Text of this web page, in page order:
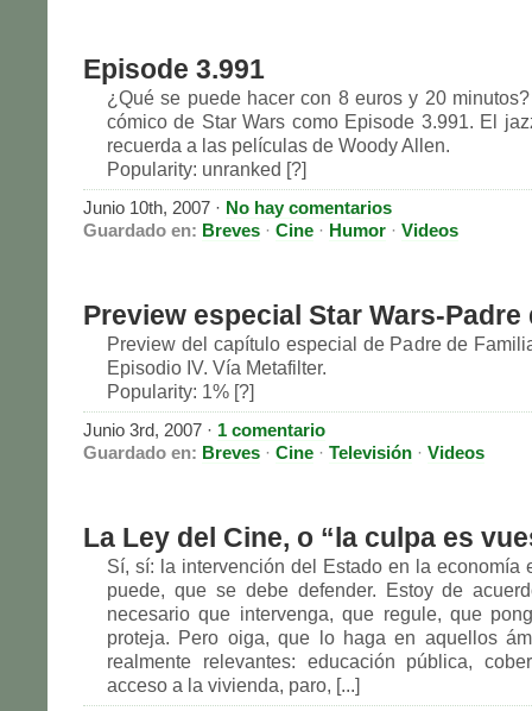
Episode 3.991
¿Qué se puede hacer con 8 euros y 20
cómico de Star Wars como Episode 3.991. El
recuerda a las películas de Woody Allen.
Popularity: unranked [?]
Junio 10th, 2007 · No hay comentarios
Guardado en: Breves · Cine · Humor · Videos
Preview especial Star Wars-Padre
Preview del capítulo especial de Padre de
Episodio IV. Vía Metafilter.
Popularity: 1% [?]
Junio 3rd, 2007 · 1 comentario
Guardado en: Breves · Cine · Televisión · Videos
La Ley del Cine, o “la culpa es
Sí, sí: la intervención del Estado en la economía
puede, que se debe defender. Estoy de
necesario que intervenga, que regule, que
proteja. Pero oiga, que lo haga en aquellos
realmente relevantes: educación pública,
acceso a la vivienda, paro, [...]